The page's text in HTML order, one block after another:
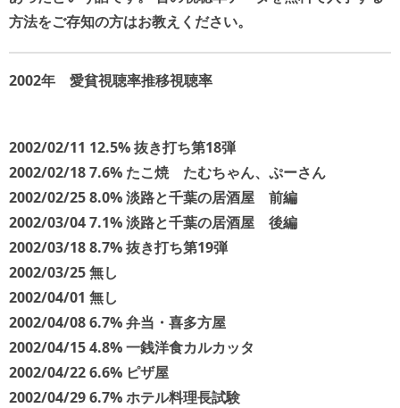
方法をご存知の方はお教えください。
2002年 愛貧視聴率推移視聴率
2002/02/11 12.5% 抜き打ち第18弾
2002/02/18 7.6% たこ焼 たむちゃん、ぷーさん
2002/02/25 8.0% 淡路と千葉の居酒屋 前編
2002/03/04 7.1% 淡路と千葉の居酒屋 後編
2002/03/18 8.7% 抜き打ち第19弾
2002/03/25 無し
2002/04/01 無し
2002/04/08 6.7% 弁当・喜多方屋
2002/04/15 4.8% 一銭洋食カルカッタ
2002/04/22 6.6% ピザ屋
2002/04/29 6.7% ホテル料理長試験